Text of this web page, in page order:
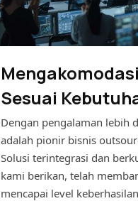
Sesuai
Dengan pengalaman lebih
adalah pionir bisnis
Solusi terintegrasi dan
kami berikan, telah
mencapai level